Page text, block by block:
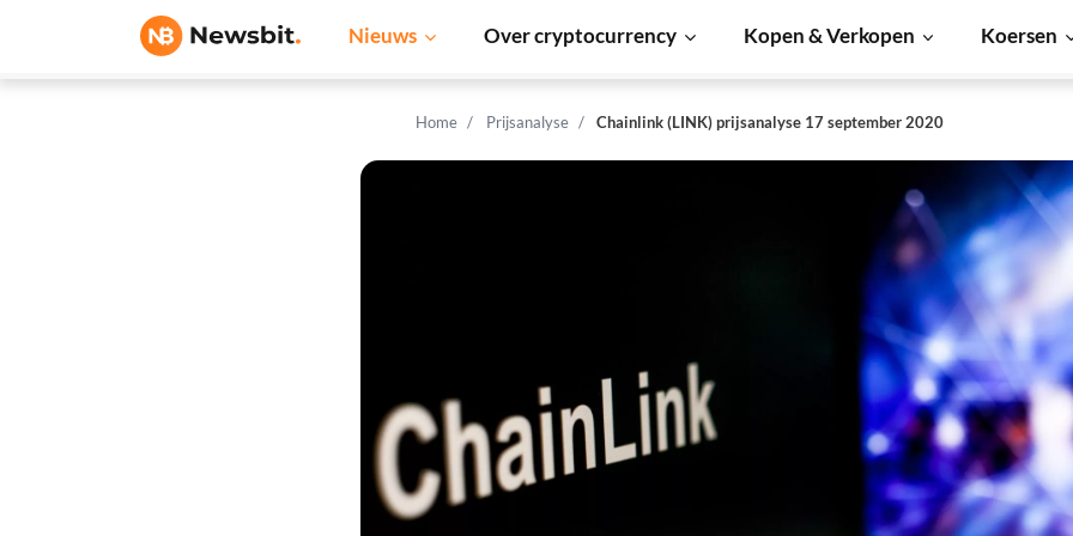
Nieuws Over cryptocurrency Kopen & Verkopen Koersen
Home Prijsanalyse Chainlink (LINK) prijsanalyse 17 september 2020